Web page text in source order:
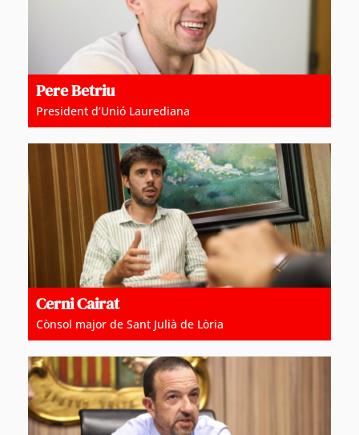
Pere Betriu
President d’Unió Laurediana
Cerni Cairat
Cònsol major de Sant Julià de Lòria